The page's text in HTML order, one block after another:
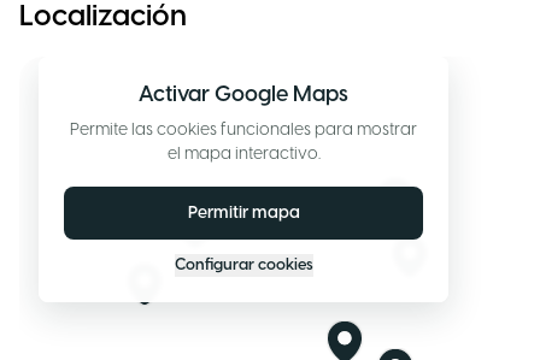
Localización
Activar Google Maps
Permite las cookies funcionales para mostrar
el mapa interactivo.
Permitir mapa
Configurar cookies